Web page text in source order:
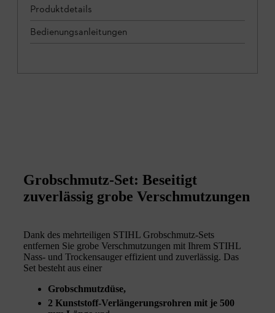
Produktdetails
Bedienungsanleitungen
Grobschmutz-Set: Beseitigt
zuverlässig grobe Verschmutzungen
Dank des mehrteiligen STIHL Grobschmutz-Sets
entfernen Sie grobe Verschmutzungen mit Ihrem STIHL
Nass- und Trockensauger effizient und zuverlässig. Das
Set besteht aus einer
Grobschmutzdüse,
2 Kunststoff-Verlängerungsrohren mit je 500